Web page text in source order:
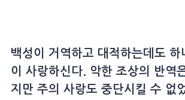
백성이 거역하고 대적하는데도 하
이 사랑하신다. 악한 조상의 반역
지만 주의 사랑도 중단시킬 수 없